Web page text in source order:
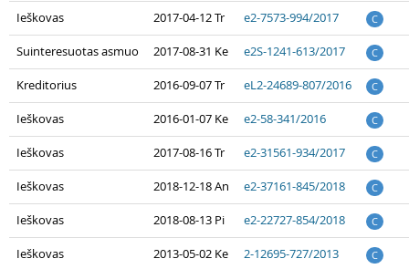
Ieškovas 2017-04-12 Tr e2-7573-994/2017 C
Suinteresuotas asmuo 2017-08-31 Ke e2S-1241-613/2017 C
Kreditorius 2016-09-07 Tr eL2-24689-807/2016 C
Ieškovas 2016-01-07 Ke e2-58-341/2016 C
Ieškovas 2017-08-16 Tr e2-31561-934/2017 C
Ieškovas 2018-12-18 An e2-37161-845/2018 C
Ieškovas 2018-08-13 Pi e2-22727-854/2018 C
Ieškovas 2013-05-02 Ke 2-12695-727/2013 C